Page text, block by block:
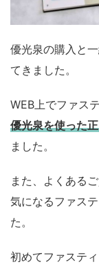
優光泉の購入と
てきました。
WEB上でファス
優光泉を使った
ました。
また、よくある
気になるファス
た。
初めてファステ